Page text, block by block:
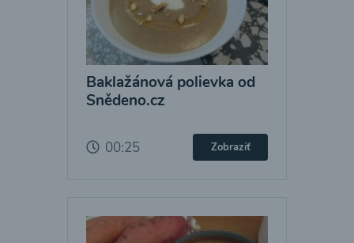
Baklažánová polievka od
Snědeno.cz
00:25 Zobraziť